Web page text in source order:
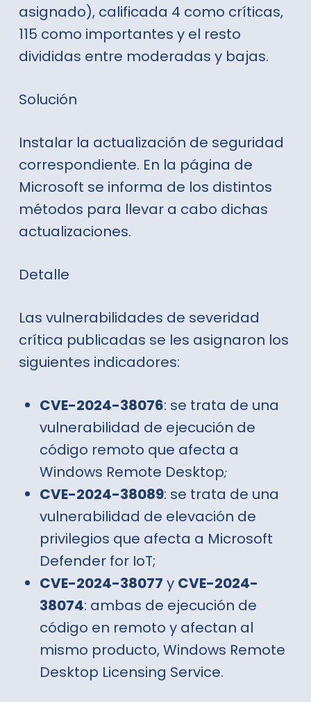
asignado), calificada 4 como críticas,
115 como importantes y el resto
divididas entre moderadas y bajas.
Solución
Instalar la actualización de seguridad
correspondiente. En la página de
Microsoft se informa de los distintos
métodos para llevar a cabo dichas
actualizaciones.
Detalle
Las vulnerabilidades de severidad
crítica publicadas se les asignaron los
siguientes indicadores:
CVE-2024-38076: se trata de una
vulnerabilidad de ejecución de
código remoto que afecta a
Windows Remote Desktop;
CVE-2024-38089: se trata de una
vulnerabilidad de elevación de
privilegios que afecta a Microsoft
Defender for IoT;
CVE-2024-38077 y CVE-2024-
38074: ambas de ejecución de
código en remoto y afectan al
mismo producto, Windows Remote
Desktop Licensing Service.